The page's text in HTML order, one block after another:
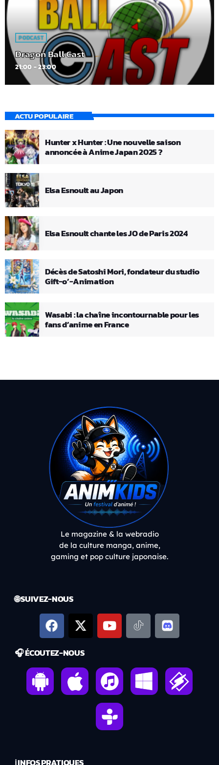
PODCAST
Dragon Ball Cast
21:00 - 23:00
ACTU POPULAIRE
Hunter x Hunter : Une nouvelle saison
annoncée à Anime Japan 2025 ?
Elsa Esnoult au Japon
Elsa Esnoult chante les JO de Paris 2024
Décès de Satoshi Mori, fondateur du studio
Gift-o’-Animation
Wasabi : la chaîne incontournable pour les
fans d’anime en France
Le magazine & la webradio
de la culture manga, anime,
gaming et pop culture japonaise.
🌐 SUIVEZ-NOUS
🎧 ÉCOUTEZ-NOUS
ℹ️ INFOS PRATIQUES